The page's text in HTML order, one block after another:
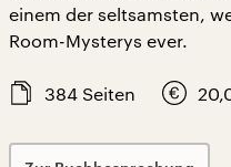
einem der seltsamsten,
Room-Mysterys ever.
384 Seiten